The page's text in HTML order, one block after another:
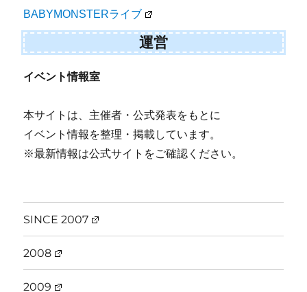
BABYMONSTERライブ
運営
イベント情報室
本サイトは、主催者・公式発表をもとに
イベント情報を整理・掲載しています。
※最新情報は公式サイトをご確認ください。
SINCE 2007
2008
2009